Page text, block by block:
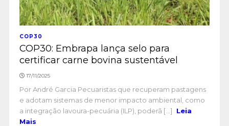
COP30
COP30: Embrapa lança selo para
certificar carne bovina sustentável
17/11/2025
Por André Garcia Pecuaristas que recuperam pastagens
e adotam sistemas de menor impacto ambiental, como
a integração lavoura-pecuária (ILP), poderã [...]
Leia
Mais